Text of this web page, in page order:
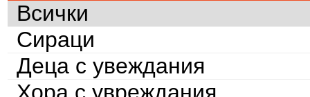
Всички
Сираци
Деца с увеждания